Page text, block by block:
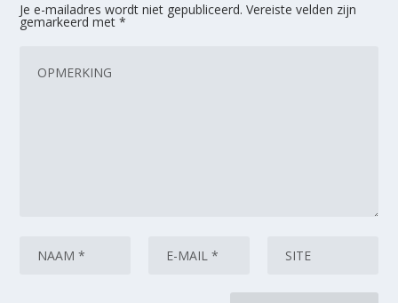
Je e-mailadres wordt niet gepubliceerd. Vereiste velden zijn
gemarkeerd met*